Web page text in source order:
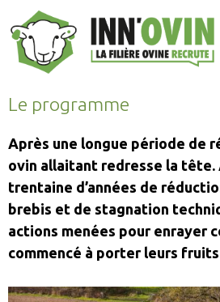
Le programme
Après une longue période de
ovin allaitant redresse la tête.
trentaine d’années de
brebis et de stagnation
actions menées pour enrayer
commencé à porter leurs